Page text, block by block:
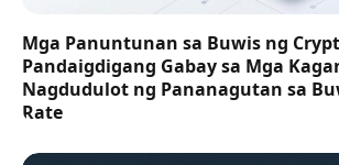
Mga Panuntunan sa Buwis ng
Pandaigdigang Gabay sa Mga
Nagdudulot ng Pananagutan sa
Rate